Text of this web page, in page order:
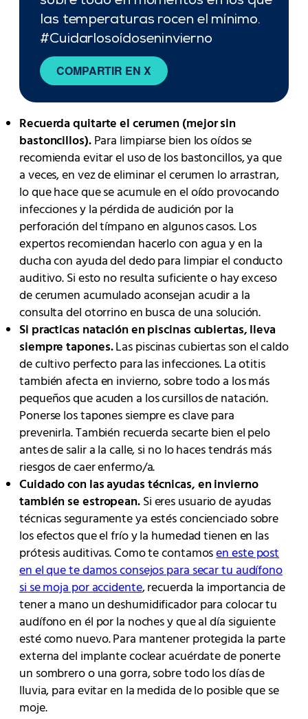
las temperaturas rocen el mínimo.
#Cuidarlosoídoseninvierno
COMPARTIR EN X
Recuerda quitarte el cerumen (mejor sin
bastoncillos).Para limpiarse bien los oídos se
recomienda evitar el uso de los bastoncillos, ya que
a veces, en vez de eliminar el cerumen lo arrastran,
lo que hace que se acumule en el oído provocando
infecciones y la pérdida de audición por la
perforación del tímpano en algunos casos. Los
expertos recomiendan hacerlo con agua y en la
ducha con ayuda del dedo para limpiar el conducto
auditivo. Si esto no resulta suficiente o hay exceso
de cerumen acumulado aconsejan acudir a la
consulta del otorrino en busca de una solución.
Si practicas natación en piscinas cubiertas, lleva
siempre tapones.Las piscinas cubiertas son el caldo
de cultivo perfecto para las infecciones. La otitis
también afecta en invierno, sobre todo a los más
pequeños que acuden a los cursillos de natación.
Ponerse los tapones siempre es clave para
prevenirla. También recuerda secarte bien el pelo
antes de salir a la calle, si no lo haces tendrás más
riesgos de caer enfermo/a.
Cuidado con las ayudas técnicas, en invierno
también se estropean.Si eres usuario de ayudas
técnicas seguramente ya estés concienciado sobre
los efectos que el frío y la humedad tienen en las
prótesis auditivas. Como te contamosen este post
en el que te damos consejos para secar tu audífono
si se moja por accidente, recuerda la importancia de
tener a mano un deshumidificador para colocar tu
audífono en él por la noches y que al día siguiente
esté como nuevo. Para mantener protegida la parte
externa del implante coclear acuérdate de ponerte
un sombrero o una gorra, sobre todo los días de
lluvia, para evitar en la medida de lo posible que se
moje.